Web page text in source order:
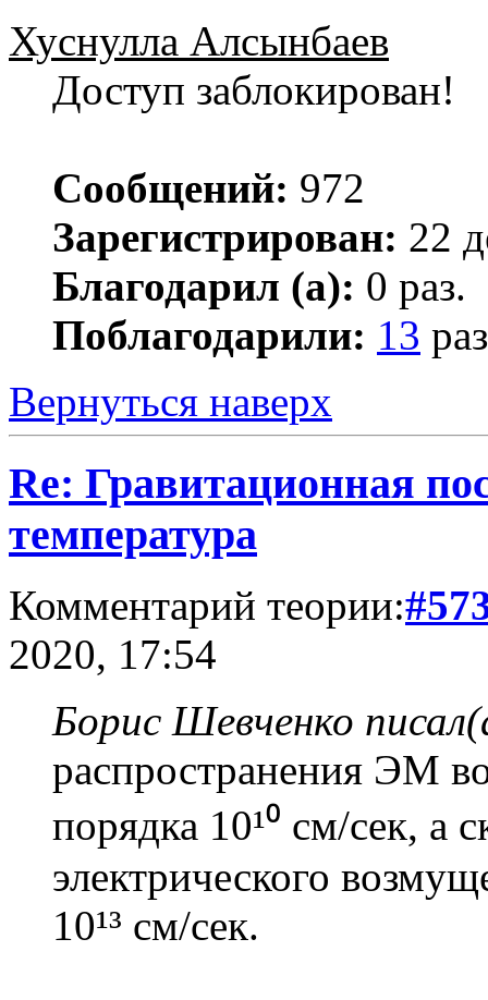
Хуснулла Алсынбаев
Доступ заблокирован!
Сообщений: 972
Зарегистрирован: 22
Благодарил (а): 0 раз.
Поблагодарили: 13
Вернуться наверх
Re: Гравитационная
температура
Комментарий теории:
2020, 17:54
Борис Шевченко
распространения ЭМ
порядка 10¹⁰ см/сек, а
электрического
10¹³ см/сек.